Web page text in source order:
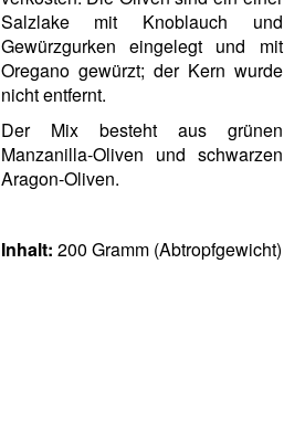
Salzlake mit Knoblauch und
Gewürzgurken eingelegt und mit
Oregano gewürzt; der Kern wurde
nicht entfernt.
Der Mix besteht aus grünen
Manzanilla-Oliven und schwarzen
Aragon-Oliven.
Inhalt: 200 Gramm (Abtropfgewicht)